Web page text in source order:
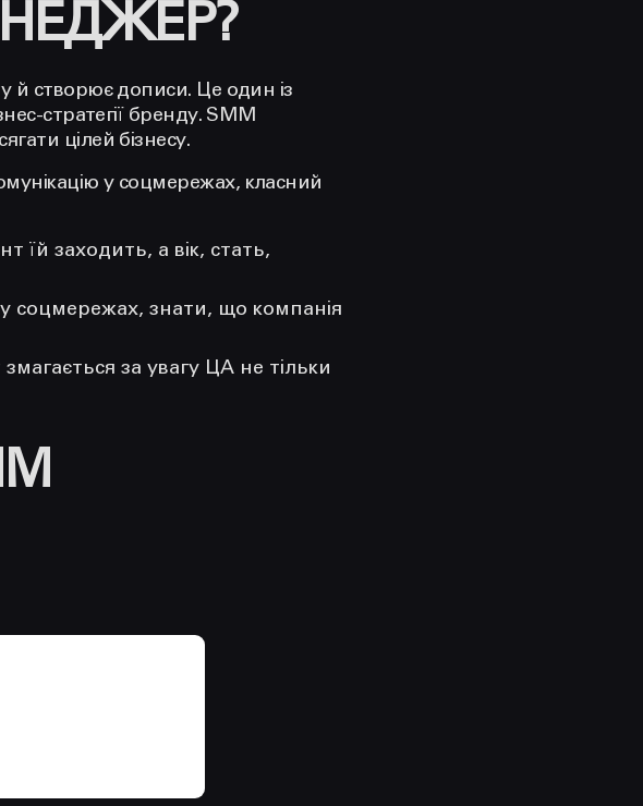
й створює дописи. Це один із
стратегії бренду. SMM
цілей бізнесу.
у соцмережах, класний
їй заходить, а вік, стать,
соцмережах, знати, що компанія
за увагу ЦА не тільки